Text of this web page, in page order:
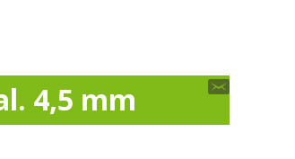
4,5 mm